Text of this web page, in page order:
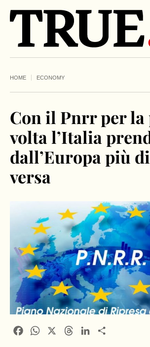
HOME ECONOMY
Con il Pnrr per
volta l’Italia
dall’Europa più
versa
FacebookWhatsApp ThreadsLinkedIn